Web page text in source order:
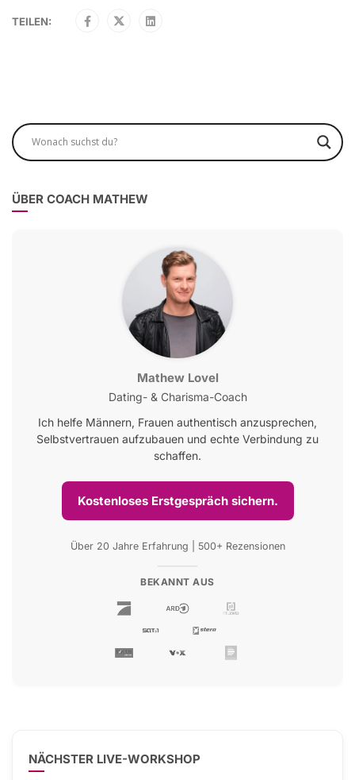
TEILEN:
ÜBER COACH MATHEW
Mathew Lovel
Dating- & Charisma-Coach
Ich helfe Männern, Frauen authentisch anzusprechen,
Selbstvertrauen aufzubauen und echte Verbindung zu
schaffen.
Kostenloses Erstgespräch sichern.
Über 20 Jahre Erfahrung | 500+ Rezensionen
BEKANNT AUS
NÄCHSTER LIVE-WORKSHOP